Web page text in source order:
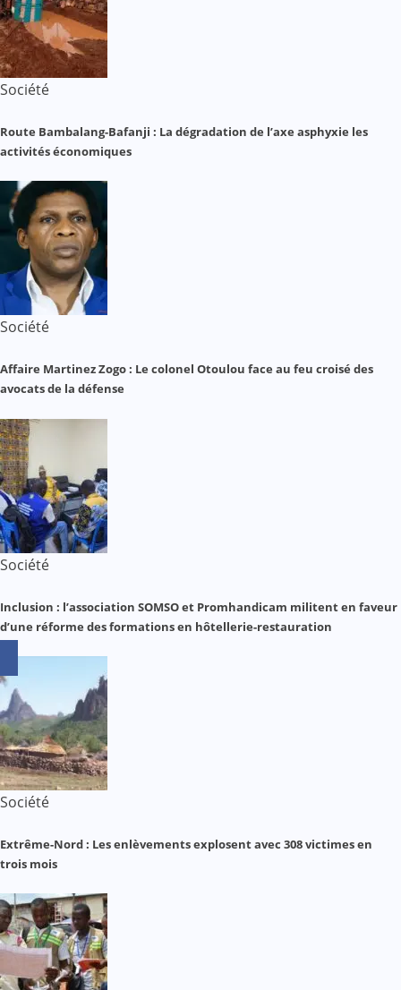
Société
Route Bambalang-Bafanji : La dégradation de l’axe asphyxie les
activités économiques
Société
Affaire Martinez Zogo : Le colonel Otoulou face au feu croisé des
avocats de la défense
Société
Inclusion : l’association SOMSO et Promhandicam militent en faveur
d’une réforme des formations en hôtellerie-restauration
Société
Extrême-Nord : Les enlèvements explosent avec 308 victimes en
trois mois